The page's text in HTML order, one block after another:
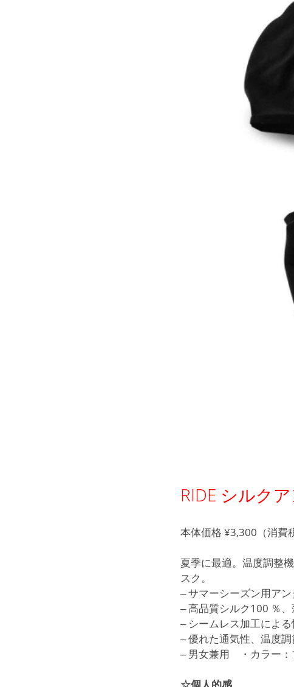
RIDE シルク
本体価格 ¥3,300 （消
夏季に最適。温度調整
スク。
‒ サマーシーズン用アン
‒ 高品質シルク100 ％
‒ シームレス加工によ
‒ 優れた通気性、温度
‒ 男女兼用 ・カラー
☆個人的感